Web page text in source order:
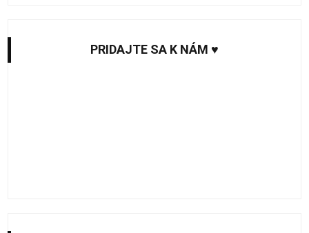
PRIDAJTE SA K NÁM ♥